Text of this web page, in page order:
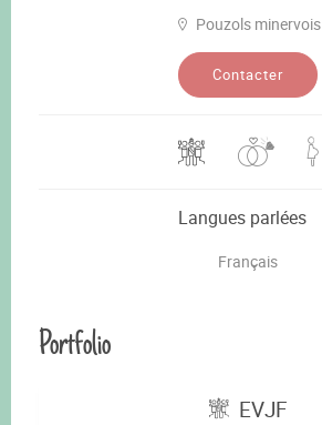
Pouzols minervois
Contacter
Langues parlées
Français
Portfolio
EVJF